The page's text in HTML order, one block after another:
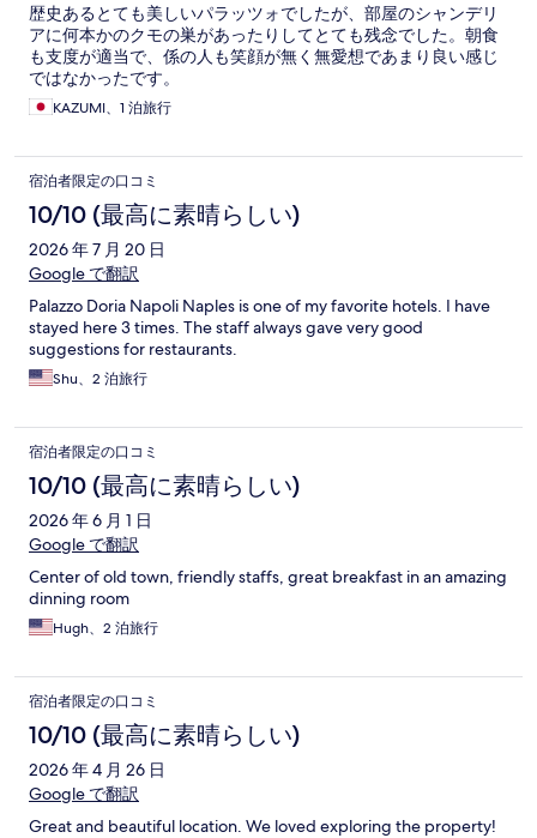
歴史あるとても美しいパラッツォでしたが、部屋のシャンデリ
アに何本かのクモの巣があったりしてとても残念でした。朝食
も支度が適当で、係の人も笑顔が無く無愛想であまり良い感じ
ではなかったです。
KAZUMI、1 泊旅行
宿泊者限定の口コミ
10/10 (最高に素晴らしい)
2026 年 7 月 20 日
Google で翻訳
Palazzo Doria Napoli Naples is one of my favorite hotels. I have
stayed here 3 times. The staff always gave very good
suggestions for restaurants.
Shu、2 泊旅行
宿泊者限定の口コミ
10/10 (最高に素晴らしい)
2026 年 6 月 1 日
Google で翻訳
Center of old town, friendly staffs, great breakfast in an amazing
dinning room
Hugh、2 泊旅行
宿泊者限定の口コミ
10/10 (最高に素晴らしい)
2026 年 4 月 26 日
Google で翻訳
Great and beautiful location. We loved exploring the property!